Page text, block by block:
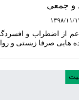
و جمعی
۱۱/۱۷
از اضطراب و
هایی صرفا زیستی و